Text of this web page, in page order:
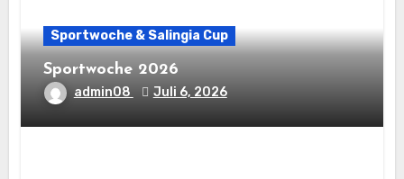
Sportwoche & Salingia Cup
Sportwoche 2026
admin08 Juli 6, 2026